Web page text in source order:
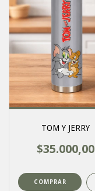
TOM Y JERRY
$35.000,00
COMPRAR